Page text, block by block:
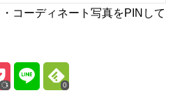
コーディネート写真をPINして
0